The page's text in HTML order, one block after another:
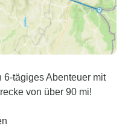
6-tägiges Abenteuer mit
von über 90 mi!